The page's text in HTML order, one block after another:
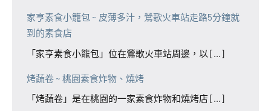
家亨素食小籠包 ~ 皮薄多汁，鶯歌火車站走路5分鐘就
到的素食店
「家亨素食小籠包」位在鶯歌火車站周邊，以 [...]
烤蔬卷 ~ 桃園素食炸物、燒烤
「烤蔬卷」是在桃園的一家素食炸物和燒烤店 [...]